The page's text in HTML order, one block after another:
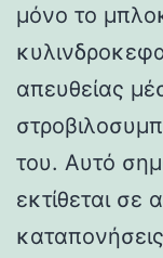
μόνο το
απευθείας
του. Αυτό
εκτίθεται σε